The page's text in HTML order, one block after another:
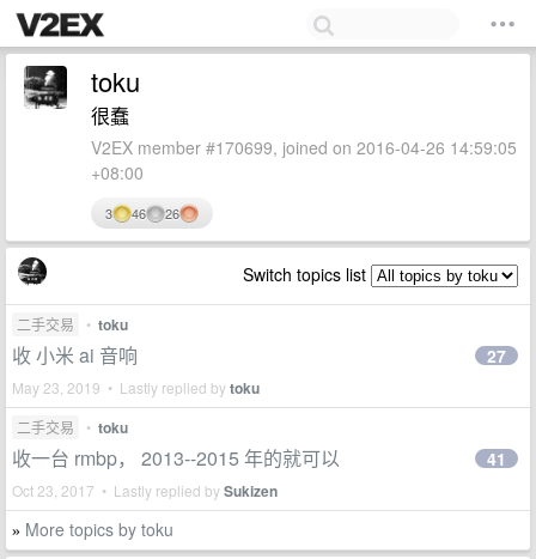
toku
很蠢
V2EX member #170699, joined on 2016-04-26 14:59:05
+08:00
3 46 26
Switch topics list
二手交易 • toku
收 小米 ai 音响
May 23, 2019 • Lastly replied bytoku
27
二手交易 • toku
收一台 rmbp， 2013--2015 年的就可以
Oct 23, 2017 • Lastly replied bySukizen
41
» More topics by toku